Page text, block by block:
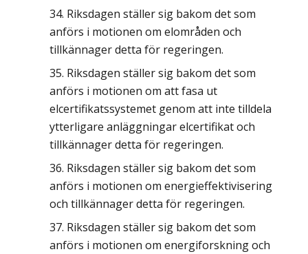
Riksdagen ställer sig bakom det som
anförs i motionen om elområden och
tillkännager detta för regeringen.
Riksdagen ställer sig bakom det som
anförs i motionen om att fasa ut
elcertifikatssystemet genom att inte tilldela
ytterligare anläggningar elcertifikat och
tillkännager detta för regeringen.
Riksdagen ställer sig bakom det som
anförs i motionen om energieffektivisering
och tillkännager detta för regeringen.
Riksdagen ställer sig bakom det som
anförs i motionen om energiforskning och